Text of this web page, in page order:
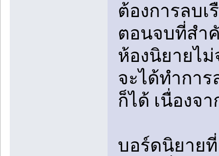
ต้องการลบเ
ตอนจบที่สำ
ห้องนิยายไม่
จะได้ทำกา
ก็ได้ เนื่องจ
บอร์ดนิยาย